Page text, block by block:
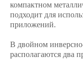
компактном
подходит для
приложений.
В двойном
располагаются два